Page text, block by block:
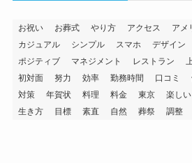
お祝い お葬式 やり方 アクセス アメ
カジュアル
シンプル スマホ デザイン
ポジティブ
マネジメント レストラン
初対面
努力 効率 勤務時間 口コミ
対策
年賀状 料理 料金 東京 楽しい
生き方
目標 素直 自然 葬祭 調整